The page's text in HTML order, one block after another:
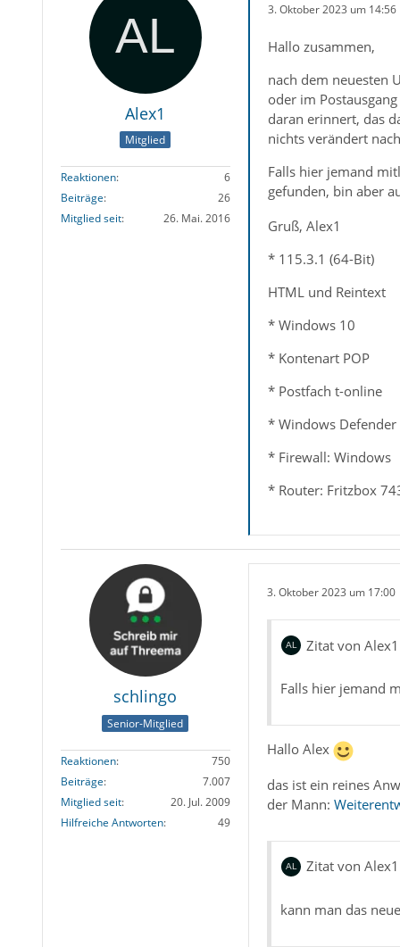
Alex1
Mitglied
Reaktionen
6
Beiträge
26
Mitglied seit
26. Mai. 2016
3. Oktober 2023 um 14:56
Hallo zusammen,
nach dem neuesten
oder im
daran erinnert, das
nichts verändert
Falls hier jemand
gefunden, bin aber
Gruß, Alex1
* 115.3.1 (64-Bit)
HTML und Reintext
* Windows 10
* Kontenart POP
* Postfach t-online
* Windows Defender
* Firewall: Windows
* Router: Fritzbox
schlingo
Senior-Mitglied
Reaktionen
750
Beiträge
7.007
Mitglied seit
20. Jul. 2009
Hilfreiche Antworten
49
3. Oktober 2023 um 17:00
Zitat von Alex1
Falls hier jemand
Hallo Alex
das ist ein reines
der Mann:
Zitat von Alex1
kann man das